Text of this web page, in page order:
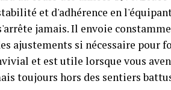
et d'adhérence en
jamais. Il envoie
ajustements si nécessaire pour
et est utile lorsque vous
toujours hors des sentiers